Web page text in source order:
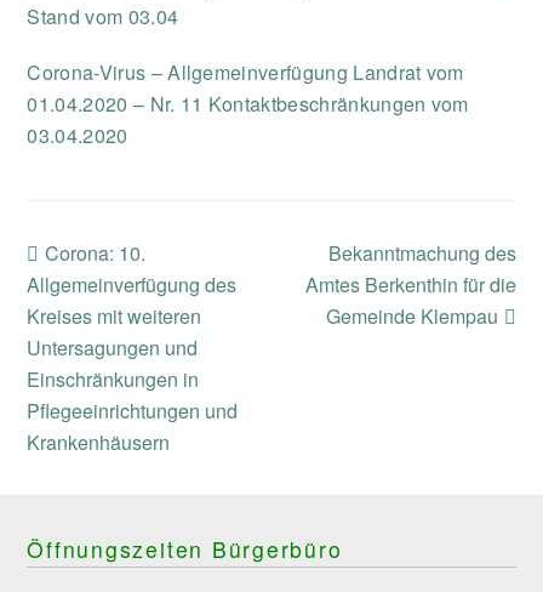
Stand vom 03.04
Corona-Virus – Allgemeinverfügung Landrat vom
01.04.2020 – Nr. 11 Kontaktbeschränkungen vom
03.04.2020
previous
post:
Corona: 10.
Allgemeinverfügung des
Kreises mit weiteren
Untersagungen und
Einschränkungen in
Pflegeeinrichtungen und
Krankenhäusern
next
post:
Bekanntmachung des
Amtes Berkenthin für die
Gemeinde Klempau
Öffnungszeiten Bürgerbüro